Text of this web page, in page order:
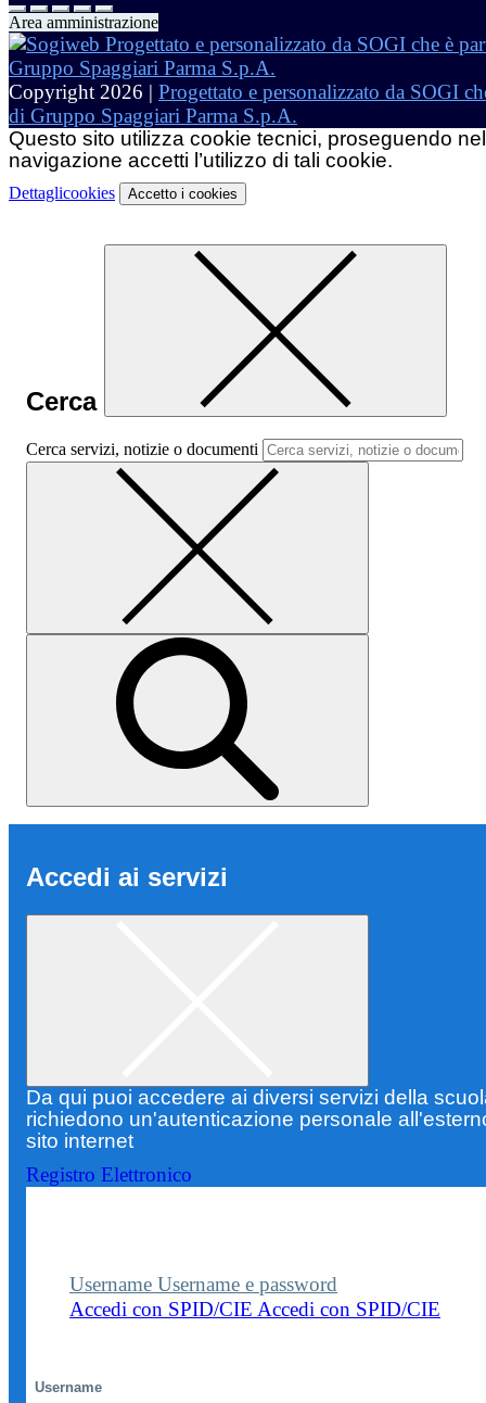
Area amministrazione
Copyright 2026 | Progettato e personalizzato da SOGI
di Gruppo Spaggiari Parma S.p.A.
Questo sito utilizza cookie tecnici, proseguendo
navigazione accetti l’utilizzo di tali cookie.
Dettaglicookies Accetto i cookies
Cerca
Cerca servizi, notizie o documenti
Accedi ai servizi
Da qui puoi accedere ai diversi servizi della
richiedono un'autenticazione personale
sito internet
Registro Elettronico
Username Username e password
Accedi con SPID/CIE Accedi con SPID/CIE